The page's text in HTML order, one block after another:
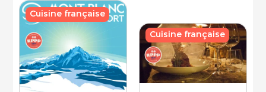
Cuisine française
Cuisine française